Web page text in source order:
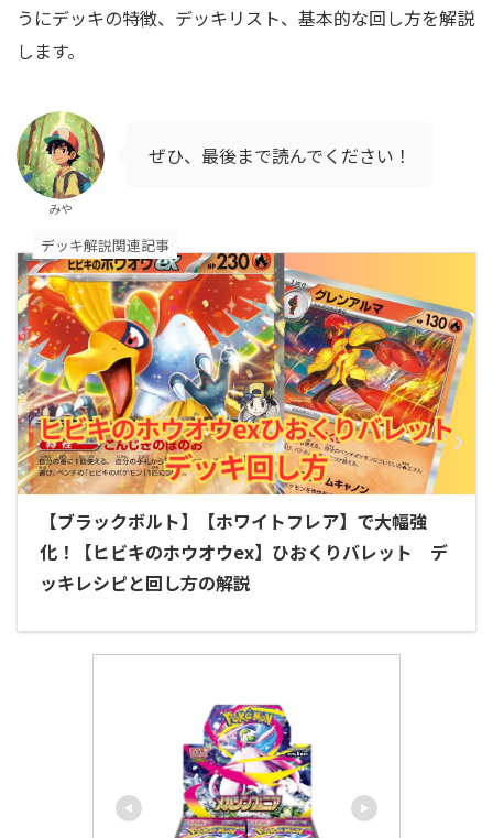
うにデッキの特徴、デッキリスト、基本的な回し方を解説
します。
みや
ぜひ、最後まで読んでください！
【ブラックボルト】【ホワイトフレア】で大幅強
化！【ヒビキのホウオウex】ひおくりバレット デ
ッキレシピと回し方の解説
デッキ解説関連記事